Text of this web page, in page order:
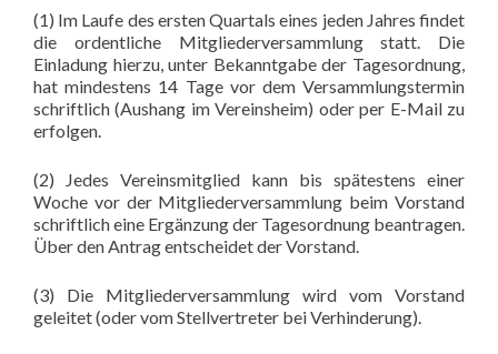
(1) Im Laufe des ersten Quartals eines jeden Jahres findet
die ordentliche Mitgliederversammlung statt. Die
Einladung hierzu, unter Bekanntgabe der Tagesordnung,
hat mindestens 14 Tage vor dem Versammlungstermin
schriftlich (Aushang im Vereinsheim) oder per E-Mail zu
erfolgen.
(2) Jedes Vereinsmitglied kann bis spätestens einer
Woche vor der Mitgliederversammlung beim Vorstand
schriftlich eine Ergänzung der Tagesordnung beantragen.
Über den Antrag entscheidet der Vorstand.
(3) Die Mitgliederversammlung wird vom Vorstand
geleitet (oder vom Stellvertreter bei Verhinderung).